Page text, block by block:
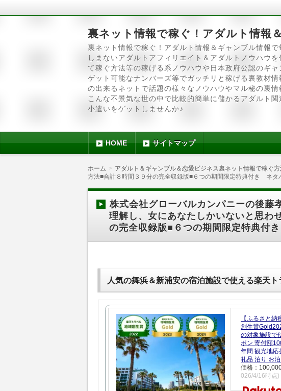
裏ネット情報で稼ぐ！アダルト情報
裏ネット情報で稼ぐ！アダルト情報＆ギャンブル情報
しまないアダルトアフィリエイト＆アダルトノウハウ
て稼ぐ方法等の稼げる系ノウハウや日本政府公認のギ
ゲット可能なナンバーズ等でガッチリと稼げる裏教材
の出来るネットで話題の様々なノウハウやマル秘の裏
こんな不景気な世の中で比較的簡単に儲かるアダルト
小遣いをゲットしませんか♪
HOME サイトマップ
ホーム アダルト＆ギャンブル＆恋愛ビジネス裏ネット情報で稼ぐ
方法■合計８時間３９分の完全収録版■６つの期間限定特典付き ネタ
株式会社グローバルカンパニーの後藤
理解し、女にあなたしかいないと思わ
の完全収録版■６つの期間限定特典付
人気の舞浜＆新浦安の宿泊施設で使える楽天
【ふるさと
創生賞
の対象施設で
ポン 寄付額
年間 観光地応
礼品 泊り お泊
価格：
026/4/16時点)